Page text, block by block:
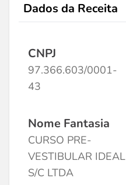
Dados da Receita
CNPJ
97.366.603/0001-
43
Nome Fantasia
CURSO PRE-
VESTIBULAR IDEAL
S/C LTDA